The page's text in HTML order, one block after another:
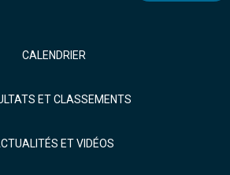
CALENDRIER
ET CLASSEMENTS
ET VIDÉOS